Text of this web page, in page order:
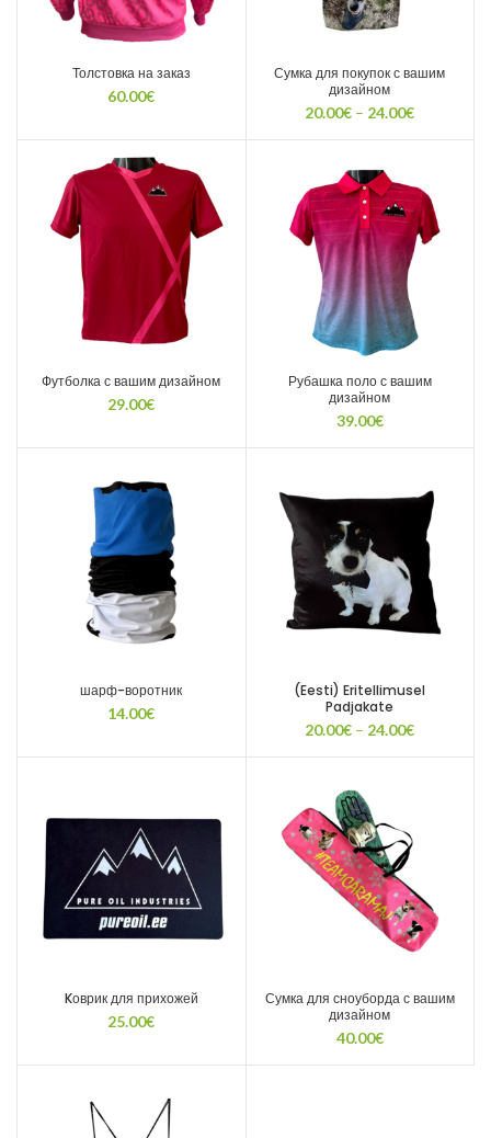
Толстовка на заказ
60.00€
Сумка для покупок с вашим
дизайном
20.00€ – 24.00€Диапазон
24.00€
Футболка с вашим дизайном
29.00€
Рубашка поло с вашим
дизайном
39.00€
шарф-воротник
14.00€
(Eesti) Eritellimusel
Padjakate
20.00€ – 24.00€Диапазон
Kоврик для прихожей
25.00€
Сумка для сноуборда с вашим
дизайном
40.00€